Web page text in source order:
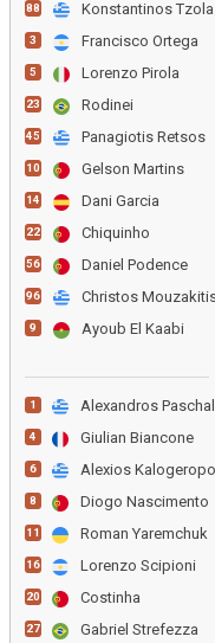
88
3 Francisco Ortega
5 Lorenzo Pirola
23 Rodinei
45 Panagiotis Retsos
10 Gelson Martins
14 Dani Garcia
22 Chiquinho
56 Daniel Podence
96 Christos
9 Ayoub El Kaabi
1
4 Giulian Biancone
6
8 Diogo Nascimento
11 Roman Yaremchuk
16 Lorenzo Scipioni
20 Costinha
27 Gabriel Strefezza